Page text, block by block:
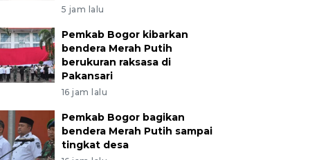
5 jam lalu
Pemkab Bogor kibarkan
bendera Merah Putih
berukuran raksasa di
Pakansari
16 jam lalu
Pemkab Bogor bagikan
bendera Merah Putih sampai
tingkat desa